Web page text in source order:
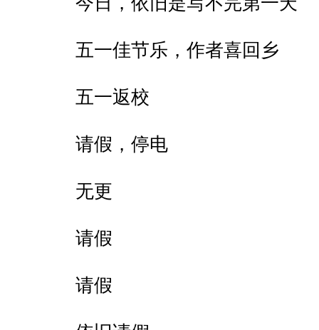
五一佳节乐，作者喜回乡
五一返校
请假，停电
无更
请假
请假